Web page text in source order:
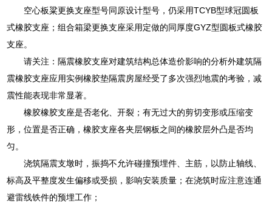
空心板粱更换支座型号同原设计型号，仍采用TCYB型球冠圆板
式橡胶支座；组合箱梁更换支座采用定做的同厚度GYZ型圆板式橡胶
支座。
请关注：隔震橡胶支座对建筑结构总体造价影响的分析外建筑隔
震橡胶支座应用实例橡胶垫隔震房屋经受了多次强烈地震的考验，减
震性能表现非常显著。
橡胶橡胶支座是否老化、开裂；有无过大的剪切变形或压缩变
形，位置是否正确，橡胶支座各夹层钢板之间的橡胶层外凸是否均
匀。
浇筑隔震支墩时，振捣不允许碰撞预埋件、主筋，以防止轴线、
标高及平整度发生偏移或受损，影响安装质量；在浇筑时应注意连通
避雷线铁件的预埋工作；